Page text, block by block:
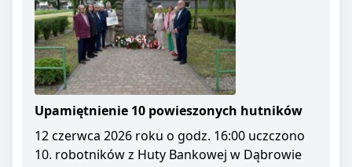
Upamiętnienie 10 powieszonych hutników
12 czerwca 2026 roku o godz. 16:00 uczczono
10. robotników z Huty Bankowej w Dąbrowie